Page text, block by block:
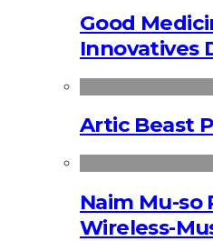
Good
Innovatives
Artic Beast
Naim Mu-so
Wireless-